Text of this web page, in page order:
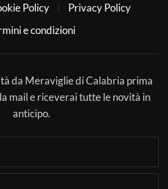
Policy
Privacy Policy
e condizioni
da Meraviglie di Calabria prima
mail e riceverai tutte le novità in
anticipo.